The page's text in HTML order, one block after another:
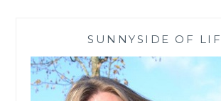
SUNNYSIDE OF